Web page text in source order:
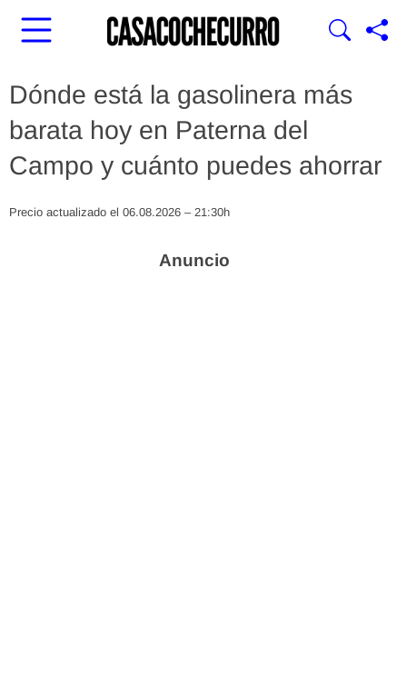
Dónde está la gasolinera más
barata hoy en Paterna del
Campo y cuánto puedes ahorrar
Precio actualizado el 06.08.2026 – 21:30h